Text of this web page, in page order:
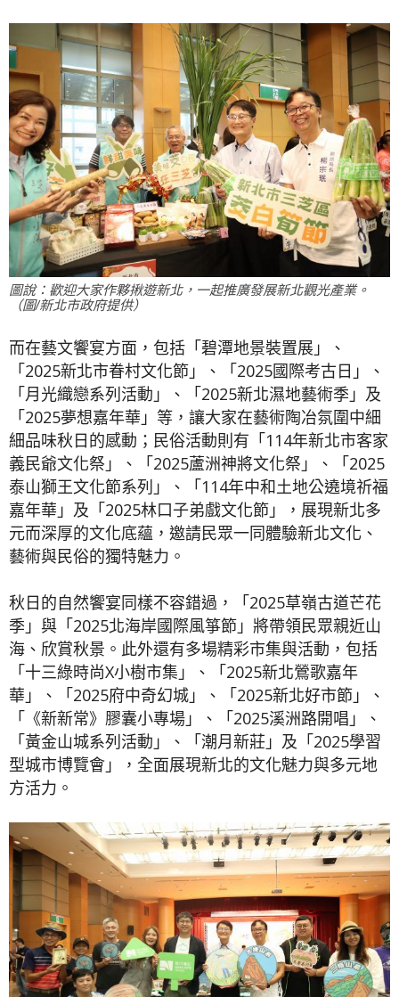
圖說：歡迎大家作夥揪遊新北，一起推廣發展新北觀光產業。
（圖/新北市政府提供）
而在藝文饗宴方面，包括「碧潭地景裝置展」、
「2025新北市眷村文化節」、「2025國際考古日」、
「月光織戀系列活動」、「2025新北濕地藝術季」及
「2025夢想嘉年華」等，讓大家在藝術陶冶氛圍中細
細品味秋日的感動；民俗活動則有「114年新北市客家
義民爺文化祭」、「2025蘆洲神將文化祭」、「2025
泰山獅王文化節系列」、「114年中和土地公遶境祈福
嘉年華」及「2025林口子弟戲文化節」，展現新北多
元而深厚的文化底蘊，邀請民眾一同體驗新北文化、
藝術與民俗的獨特魅力。
秋日的自然饗宴同樣不容錯過，「2025草嶺古道芒花
季」與「2025北海岸國際風箏節」將帶領民眾親近山
海、欣賞秋景。此外還有多場精彩市集與活動，包括
「十三綠時尚X小樹市集」、「2025新北鶯歌嘉年
華」、「2025府中奇幻城」、「2025新北好市節」、
「《新新常》膠囊小專場」、「2025溪洲路開唱」、
「黃金山城系列活動」、「潮月新莊」及「2025學習
型城市博覽會」，全面展現新北的文化魅力與多元地
方活力。